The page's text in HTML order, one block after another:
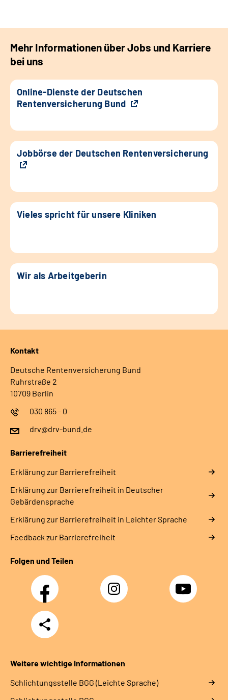
Mehr Informationen über Jobs und Karriere
bei uns
Online-Dienste der Deutschen
Rentenversicherung Bund
Jobbörse der Deutschen Rentenversicherung
Vieles spricht für unsere Kliniken
Wir als Arbeitgeberin
Kontakt
Deutsche Rentenversicherung Bund
Ruhrstraße 2
10709 Berlin
030 865 - 0
drv@drv-bund.de
Barrierefreiheit
Erklärung zur Barrierefreiheit
Erklärung zur Barrierefreiheit in Deutscher
Gebärdensprache
Erklärung zur Barrierefreiheit in Leichter Sprache
Feedback zur Barrierefreiheit
Folgen und Teilen
Facebook Instagram YouTube
Teilen
Weitere wichtige Informationen
Schlich­tungs­stel­le BGG (Leichte Sprache)